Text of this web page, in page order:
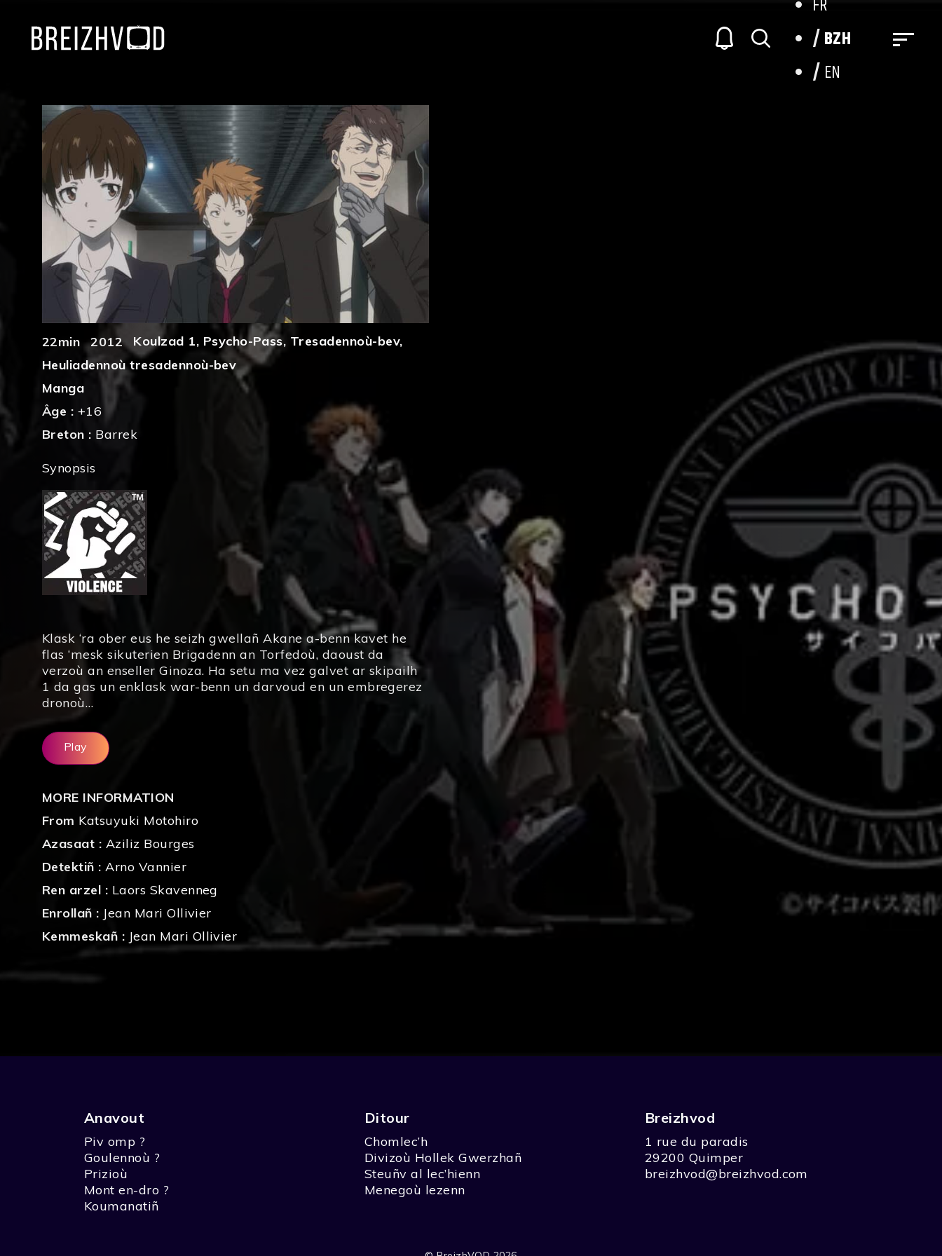
FR
BZH
EN
22min 2012 Koulzad 1, Psycho-Pass, Tresadennoù-bev,
Heuliadennoù tresadennoù-bev
Manga
Âge : +16
Breton : Barrek
Synopsis
Klask ‘ra ober eus he seizh gwellañ Akane a-benn kavet he
flas ‘mesk sikuterien Brigadenn an Torfedoù, daoust da
verzoù an enseller Ginoza. Ha setu ma vez galvet ar skipailh
1 da gas un enklask war-benn un darvoud en un embregerez
dronoù…
Play
MORE INFORMATION
From Katsuyuki Motohiro
Azasaat : Aziliz Bourges
Detektiñ :Arno Vannier
Ren arzel : Laors Skavenneg
Enrollañ : Jean Mari Ollivier
Kemmeskañ : Jean Mari Ollivier
Anavout
Piv omp ?
Goulennoù ?
Prizioù
Mont en-dro ?
Koumanatiñ
Ditour
Chomlec’h
Divizoù Hollek Gwerzhañ
Steuñv al lec’hienn
Menegoù lezenn
Breizhvod
1 rue du paradis
29200 Quimper
breizhvod@breizhvod.com